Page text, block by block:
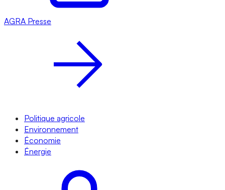
AGRA Presse
Politique agricole
Environnement
Économie
Énergie